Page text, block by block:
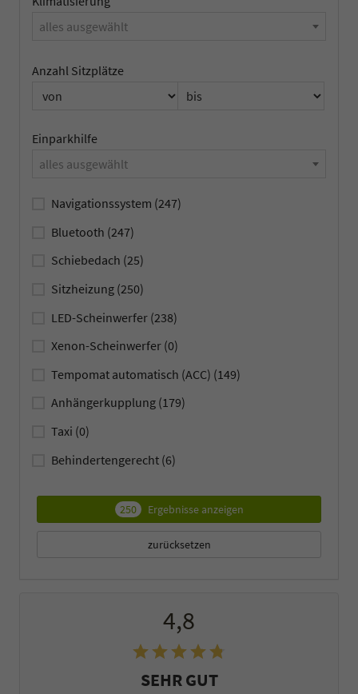
alles ausgewählt
Anzahl Sitzplätze
Einparkhilfe
alles ausgewählt
Navigationssystem (247)
Bluetooth (247)
Schiebedach (25)
Sitzheizung (250)
LED-Scheinwerfer (238)
Xenon-Scheinwerfer (0)
Tempomat automatisch (ACC) (149)
Anhängerkupplung (179)
Taxi (0)
Behindertengerecht (6)
250 Ergebnisse anzeigen
zurücksetzen
4,8
SEHR GUT